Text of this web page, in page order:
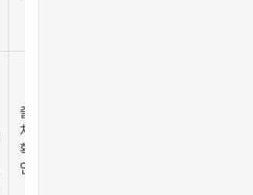
출
처
확
인